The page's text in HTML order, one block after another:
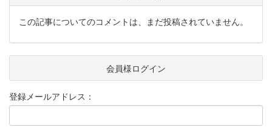
この記事についてのコメントは、まだ投稿されていません。
会員様ログイン
登録メールアドレス：